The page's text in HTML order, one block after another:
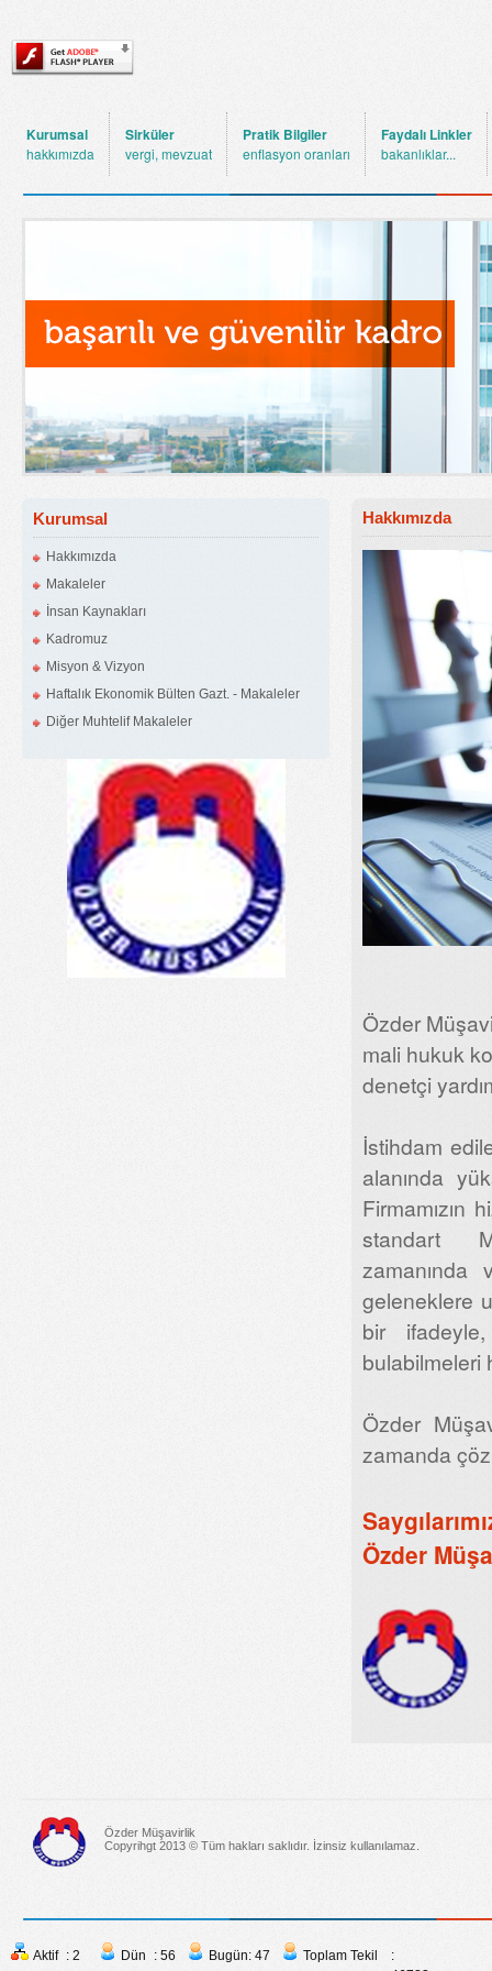
Kurumsal
hakkımızda
Sirküler
vergi, mevzuat
Pratik Bilgiler
enflasyon oranları
Faydalı Linkler
bakanlıklar...
Kurumsal
Hakkımızda
Makaleler
İnsan Kaynakları
Kadromuz
Misyon & Vizyon
Haftalık Ekonomik Bülten Gazt. - Makaleler
Diğer Muhtelif Makaleler
Hakkımızda
Özder
mali hukuk
denetçi
İstihdam
alanında
Firmamızın
standart
geleneklere
bir
bulabilmeleri
Özder
zamanda
Özder
Özder Müşavirlik
Copyrihgt 2013 © Tüm hakları saklıdır. İzinsiz kullanılamaz.
Aktif : 2 Dün : 56 Bugün: 47 Toplam Tekil
: